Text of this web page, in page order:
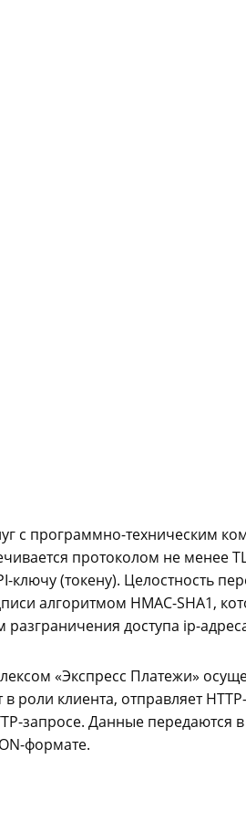
с программно-техническим
протоколом не менее
ключу (токену). Целостность
алгоритмом HMAC-SHA1,
доступа ip-
«Экспресс Платежи»
роли клиента, отправляет
запросе. Данные передаются
формате.